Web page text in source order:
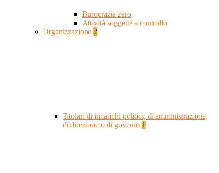
Burocrazia zero
Attività soggette a controllo
Organizzazione 2
Titolari di incarichi politici, di amministrazione,
di direzione o di governo 1